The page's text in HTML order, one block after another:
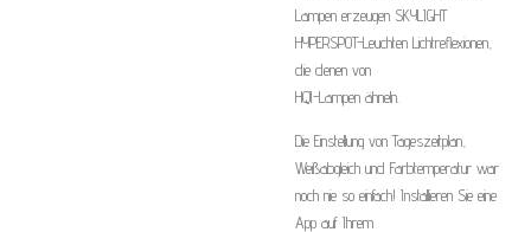
Lampen erzeugen SKYLIGHT
HYPERSPOT-Leuchten Lichtreflexionen,
die denen von
HQI-Lampen ähneln.
Die Einstellung von Tageszeitplan,
Weißabgleich und Farbtemperatur war
noch nie so einfach! Installieren Sie eine
App auf Ihrem